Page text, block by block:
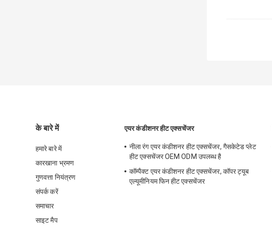
के बारे में
हमारे बारे में
कारखाना भ्रमण
गुणवत्ता नियंत्रण
संपर्क करें
समाचार
साइट मैप
एयर कंडीशनर हीट एक्सचेंजर
नीला रंग एयर कंडीशनर हीट एक्सचेंजर, गैसकेटेड प्लेट
हीट एक्सचेंजर OEM ODM उपलब्ध है
कॉम्पैक्ट एयर कंडीशनर हीट एक्सचेंजर, कॉपर ट्यूब
एल्यूमीनियम फिन हीट एक्सचेंजर